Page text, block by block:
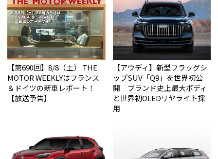
【第690回】8/8（土） THE
MOTOR WEEKLYはフランス
＆ドイツの新車レポート！
【放送予告】
【アウディ】新型フラッグシ
ップSUV「Q9」を世界初公
開 ブランド史上最大ボディ
と世界初OLEDリヤライト採
用